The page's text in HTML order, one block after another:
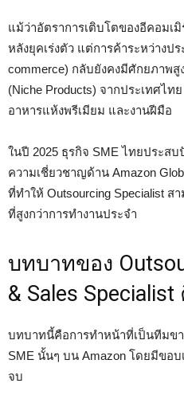
แม้ว่าอัตราการเติบโตของอีคอมเ
หลังยุคเร่งตัว แต่การค้าระหว่างปร
commerce) กลับยังคงมีศักยภาพสู
(Niche Products) จากประเทศไ
อาหารแห้งพรีเมียม และงานฝีมือ
ในปี 2025 ธุรกิจ SME ไทยประ
ความเชี่ยวชาญด้าน Amazon
ที่ทำให้ Outsourcing Specialist ส
ที่สูงกว่าการทำงานประจำ
บทบาทของ
& Sales Specialist
บทบาทนี้คือการทำหน้าที่เป็นทีมข
SME นั้นๆ บน Amazon โดยมีขอ
จบ